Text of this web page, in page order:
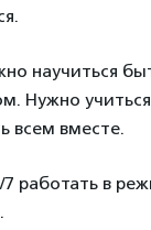
научиться
Нужно учиться
всем вместе.
работать в